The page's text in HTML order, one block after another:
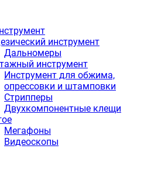
инструмент
Дальномеры
инструмент
Инструмент для обжима,
опрессовки и штамповки
Стрипперы
Двухкомпонентные клещи
Мегафоны
Видеоскопы